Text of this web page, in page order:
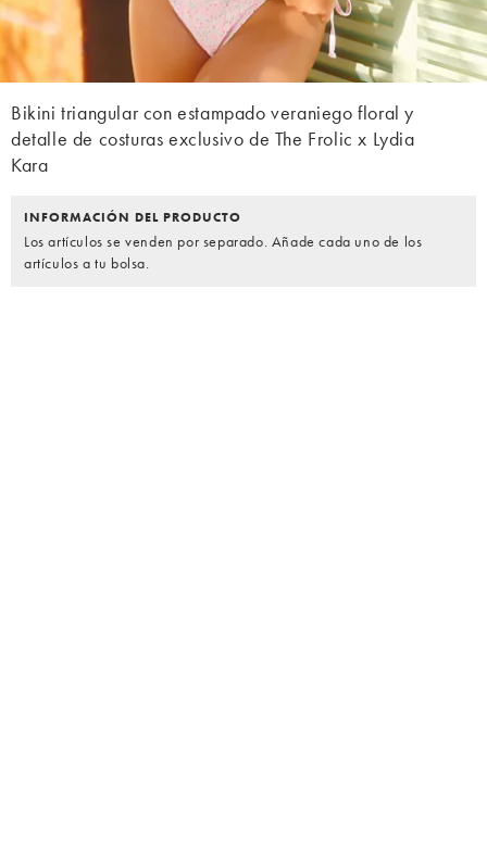
Bikini triangular con estampado veraniego floral y
detalle de costuras exclusivo de The Frolic x Lydia
Kara
INFORMACIÓN DEL PRODUCTO
Los artículos se venden por separado. Añade cada uno de los
artículos a tu bolsa.